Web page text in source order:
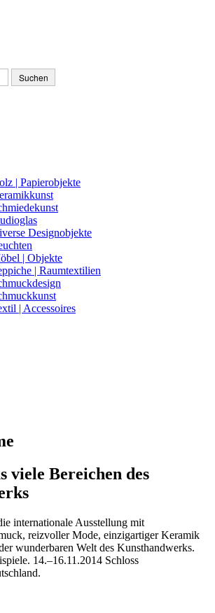
| Papierobjekte
Designobjekte
| Objekte
| Raumtextilien
| Accessoires
viele Bereichen des
internationale Ausstellung mit
reizvoller Mode, einzigartiger Keramik
wunderbaren Welt des Kunsthandwerks.
14.–16.11.2014 Schloss